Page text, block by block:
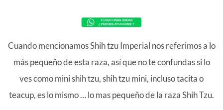
Cuando mencionamos Shih tzu Imperial nos referimos a lo
más pequeño de esta raza, así que no te confundas si lo
ves como mini shih tzu, shih tzu mini, incluso tacita o
teacup, es lo mismo … lo mas pequeño de la raza Shih Tzu.